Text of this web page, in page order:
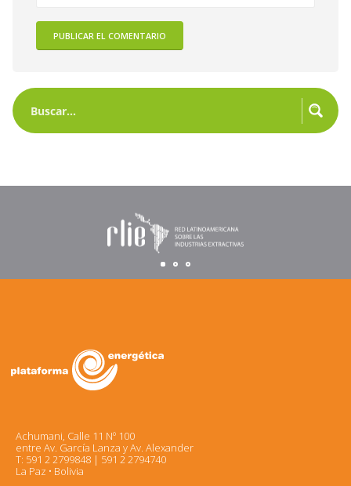
Achumani, Calle 11 Nº 100
entre Av. García Lanza y Av. Alexander
T: 591 2 2799848 | 591 2 2794740
La Paz • Bolivia